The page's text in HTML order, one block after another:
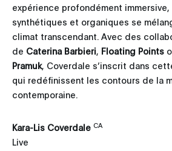
expérience profondément
synthétiques et organiques se
climat transcendant. Avec des
de Caterina Barbieri, Floating Points
Pramuk, Coverdale s’inscrit dans
qui redéfinissent les contours de la
contemporaine.
Kara-Lis Coverdale CA
Live